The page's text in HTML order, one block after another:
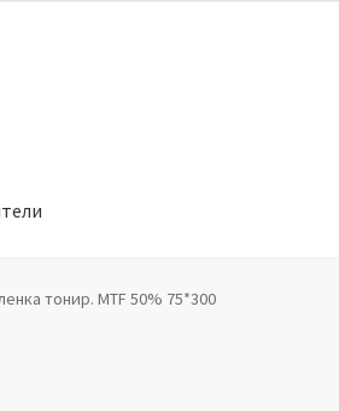
обработки персональных данных
тонир. MTF 50% 75*300